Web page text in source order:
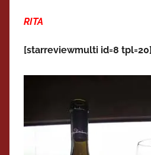
RITA
[starreviewmulti id=8 tpl=20]